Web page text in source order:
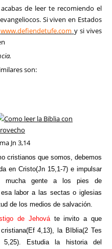
de leer te recomiendo el
Si viven en Estados
www.defiendetufe.com y si vives
son:
cristianos que somos , debemos
en Cristo(Jn 15,1-7) e impulsar
mucha gente a los pies de
labor a las sectas o iglesias
de los medios de salvación.
de Jehováte invito a que
4,13), la BIblia(2 Tes
Estudia la historia del